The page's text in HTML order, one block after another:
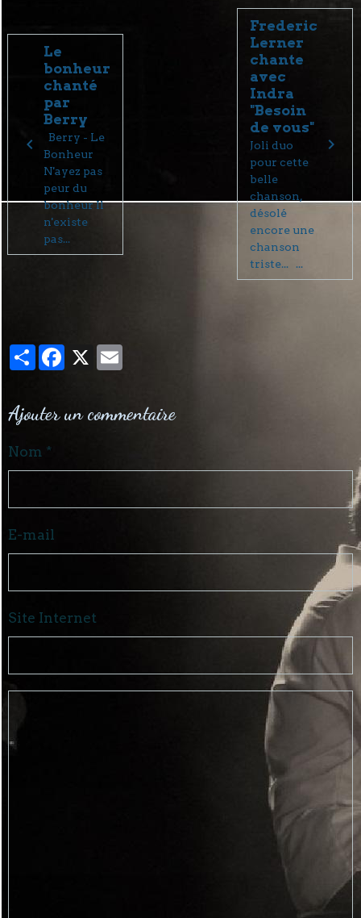
Le
bonheur
chanté
par
Berry
Berry - Le
Bonheur
N'ayez pas
peur du
bonheur Il
n'existe
pas...
Frederic
Lerner
chante
avec
Indra
"Besoin
de vous"
Joli duo
pour cette
belle
chanson,
désolé
encore une
chanson
triste... ...
PartagerFacebook
X
Ajouter un commentaire
Nom
E-mail
Site Internet